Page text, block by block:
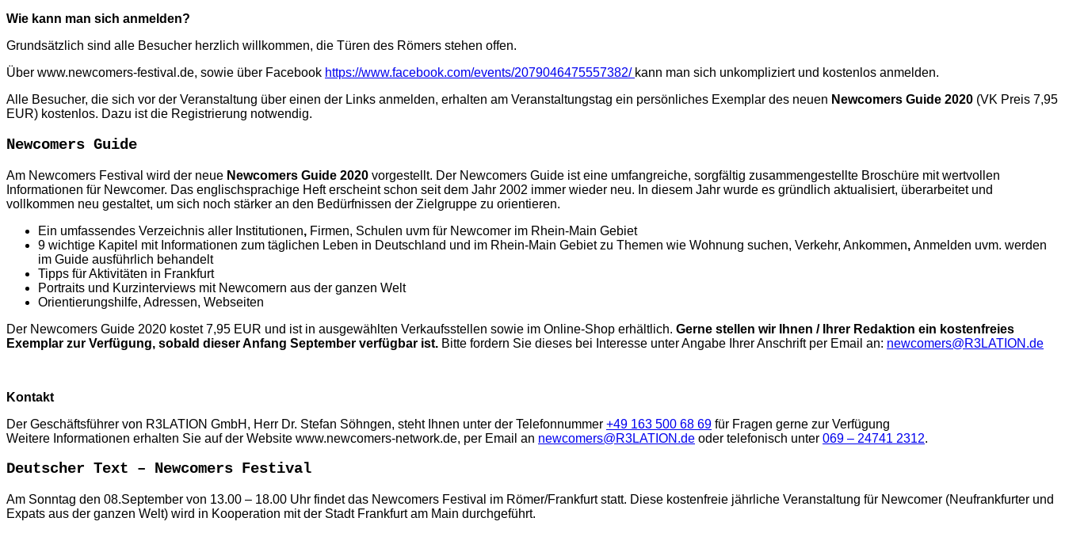
Wie kann man sich anmelden?
Grundsätzlich sind alle Besucher herzlich willkommen, die Türen des Römers stehen offen.
Über www.newcomers-festival.de, sowie über Facebook https://www.facebook.com/events/2079046475557382/ kann man sich unkompliziert und kostenlos anmelden.
Alle Besucher, die sich vor der Veranstaltung über einen der Links anmelden, erhalten am Veranstaltungstag ein persönliches Exemplar des neuen Newcomers Guide 2020 (VK Preis 7,95
EUR) kostenlos. Dazu ist die Registrierung notwendig.
Newcomers Guide
Am Newcomers Festival wird der neue Newcomers Guide 2020 vorgestellt. Der Newcomers Guide ist eine umfangreiche, sorgfältig zusammengestellte Broschüre mit wertvollen
Informationen für Newcomer. Das englischsprachige Heft erscheint schon seit dem Jahr 2002 immer wieder neu. In diesem Jahr wurde es gründlich aktualisiert, überarbeitet und
vollkommen neu gestaltet, um sich noch stärker an den Bedürfnissen der Zielgruppe zu orientieren.
Ein umfassendes Verzeichnis aller Institutionen, Firmen, Schulen uvm für Newcomer im Rhein-Main Gebiet
9 wichtige Kapitel mit Informationen zum täglichen Leben in Deutschland und im Rhein-Main Gebiet zu Themen wie Wohnung suchen, Verkehr, Ankommen, Anmelden uvm. werden
im Guide ausführlich behandelt
Tipps für Aktivitäten in Frankfurt
Portraits und Kurzinterviews mit Newcomern aus der ganzen Welt
Orientierungshilfe, Adressen, Webseiten
Der Newcomers Guide 2020 kostet 7,95 EUR und ist in ausgewählten Verkaufsstellen sowie im Online-Shop erhältlich. Gerne stellen wir Ihnen / Ihrer Redaktion ein kostenfreies
Exemplar zur Verfügung, sobald dieser Anfang September verfügbar ist. Bitte fordern Sie dieses bei Interesse unter Angabe Ihrer Anschrift per Email an: newcomers@R3LATION.de
Kontakt
Der Geschäftsführer von R3LATION GmbH, Herr Dr. Stefan Söhngen, steht Ihnen unter der Telefonnummer +49 163 500 68 69 für Fragen gerne zur Verfügung
Weitere Informationen erhalten Sie auf der Website www.newcomers-network.de, per Email an newcomers@R3LATION.de oder telefonisch unter 069 – 24741 2312.
Deutscher Text – Newcomers Festival
Am Sonntag den 08.September von 13.00 – 18.00 Uhr findet das Newcomers Festival im Römer/Frankfurt statt. Diese kostenfreie jährliche Veranstaltung für Newcomer (Neufrankfurter und
Expats aus der ganzen Welt) wird in Kooperation mit der Stadt Frankfurt am Main durchgeführt.